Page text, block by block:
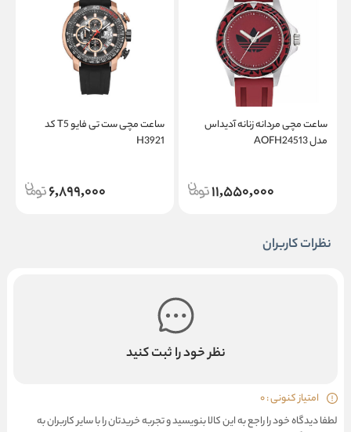
ساعت مچی مردانه زنانه آدیداس
مدل AOFH24513
11,550,000
ساعت مچی ست تی فایو T5 کد
H3921
6,899,000
نظرات کاربران
نظر خود را ثبت کنید
امتیاز کنونی : 0
لطفا دیدگاه خود را راجع به این کالا بنویسید و تجربه خریدتان را با سایر کاربران به